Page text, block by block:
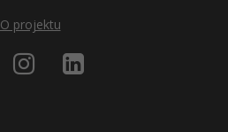
O projektu